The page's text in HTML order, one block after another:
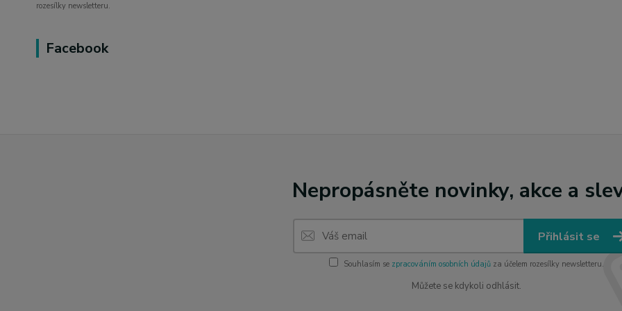
rozesílky newsletteru.
Facebook
Nepropásněte novinky, akce a
Přihlásit se
Souhlasím se zpracováním osobních údajů za účelem rozesílky newsletteru.
Můžete se kdykoli odhlásit.